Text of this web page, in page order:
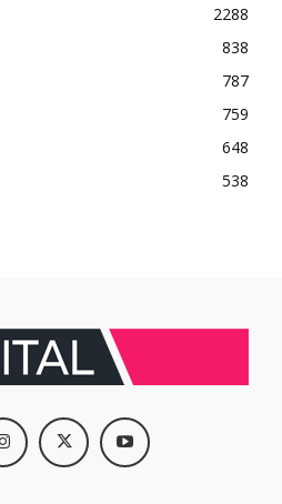
2288
838
787
759
648
538